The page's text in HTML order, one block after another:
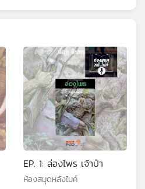
EP. 1: ล่องไพร เจ้าป่า
ห้องสมุดหลังไมค์